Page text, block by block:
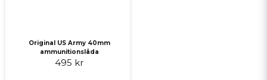
Original US Army 40mm
ammunitionslåda
495 kr